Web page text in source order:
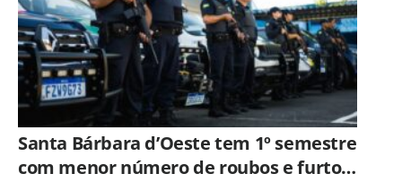
Santa Bárbara d’Oeste tem 1º semestre
com menor número de roubos e furtos